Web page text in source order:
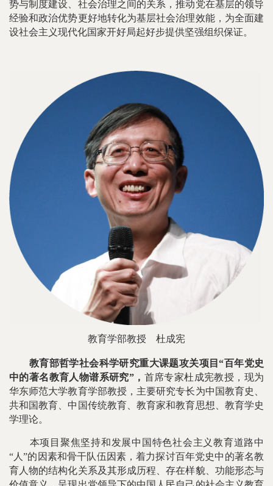
势与制度建设、社会治理之间的关系，推动党在基层的领导
经验和政治优势更好地转化为基层社会治理效能，为全面建
设社会主义现代化国家开好局起好步提供坚强组织保证。
教育学部教授 杜成宪
教育部哲学社会科学研究重大课题攻关项目“百年党史
中的著名教育人物谱系研究”， 首席专家杜成宪教授，现为
华东师范大学教育学部教授，主要研究专长为中国教育史、
共和国教育、中国传统教育、教育家和教育思想、教育学史
学理论。
本项目聚焦坚持和发展中国特色社会主义教育道路中
“人”的因素和骨干队伍因素，着力探讨百年党史中的著名教
育人物的结构化关系及其形成历程、存在样貌、功能形态与